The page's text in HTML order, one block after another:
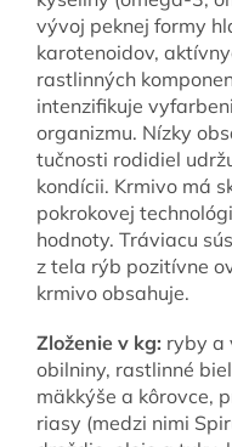
vývoj peknej formy
karotenoidov,
rastlinných
intenzifikuje
organizmu. Nízky
tučnosti rodidiel
kondícii. Krmivo má
pokrokovej
hodnoty. Tráviacu
z tela rýb pozitívne
krmivo obsahuje.
Zloženie v kg: ryby a
obilniny, rastlinné
mäkkýše a kôrovce,
riasy (medzi nimi